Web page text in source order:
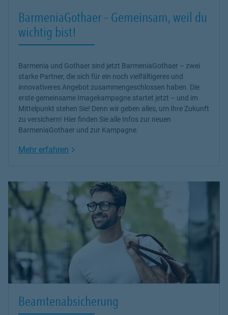
BarmeniaGothaer – Gemeinsam, weil du
wichtig bist!
Barmenia und Gothaer sind jetzt BarmeniaGothaer – zwei
starke Partner, die sich für ein noch vielfältigeres und
innovativeres Angebot zusammengeschlossen haben. Die
erste gemeinsame Imagekampagne startet jetzt – und im
Mittelpunkt stehen Sie! Denn wir geben alles, um Ihre Zukunft
zu versichern! Hier finden Sie alle Infos zur neuen
BarmeniaGothaer und zur Kampagne.
Mehr erfahren Link Opens in New Tab
Beamtenabsicherung